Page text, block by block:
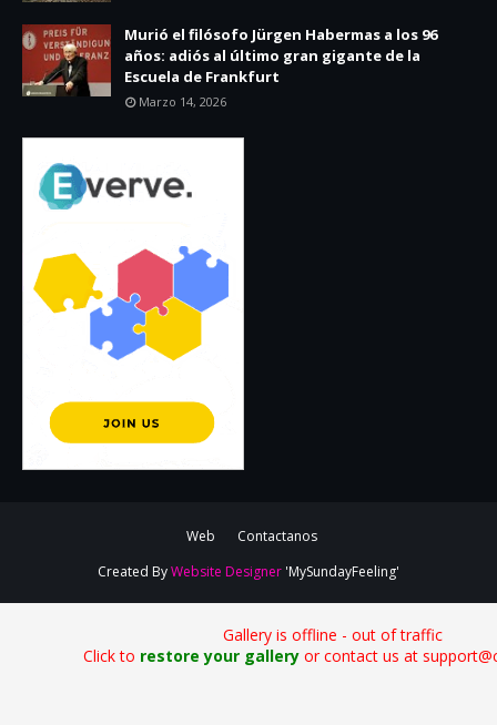
Murió el filósofo Jürgen Habermas a los 96
años: adiós al último gran gigante de la
Escuela de Frankfurt
Marzo 14, 2026
Web
Contactanos
Created ByWebsite Designer 'MySundayFeeling'
Gallery is offline - out of traffic
Click to restore your galleryor contact us at